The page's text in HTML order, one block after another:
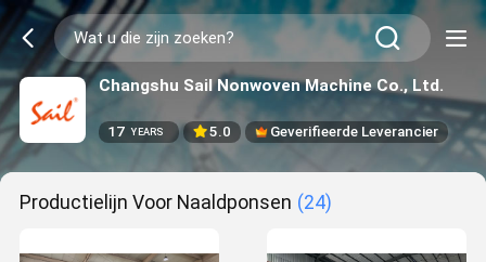
Changshu Sail Nonwoven Machine Co., Ltd.
17 YEARS 5.0 Geverifieerde Leverancier
Productielijn Voor Naaldponsen (24)